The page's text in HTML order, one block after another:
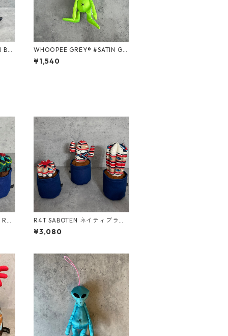
WHOOPEE GREY® #SATIN GR
EEN/Sサイズ
¥1,540
R4T SABOTEN ネイティブラグ
/ Mサイズ
¥3,080